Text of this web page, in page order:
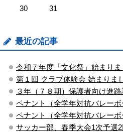
30
31
最近の記事
令和７年度「文化祭」始まりま
第１回 クラブ体験会 始まりま
３年（７８期）保護者向け進
ペナント（全学年対抗バレー
ペナント（全学年対抗バレー
サッカー部、春季大会1次予選